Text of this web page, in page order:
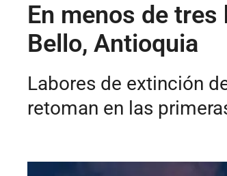
En menos de
Bello, Antioquia
Labores de extinción
retoman en las